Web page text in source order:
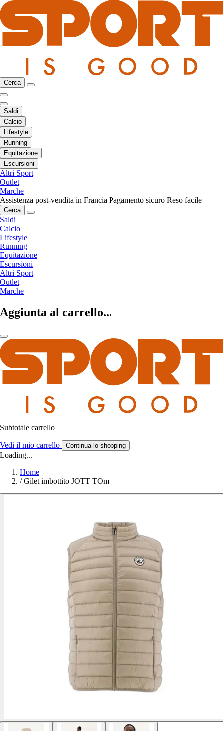
Cerca
Saldi
Calcio
Lifestyle
Running
Equitazione
Escursioni
Altri Sport
Outlet
Marche
Assistenza post-vendita in Francia Pagamento sicuro Reso facile
Cerca
Saldi
Calcio
Lifestyle
Running
Equitazione
Escursioni
Altri Sport
Outlet
Marche
Aggiunta al carrello...
Subtotale carrello
Vedi il mio carrello Continua lo shopping
Loading...
Home
/ Gilet imbottito JOTT TOm